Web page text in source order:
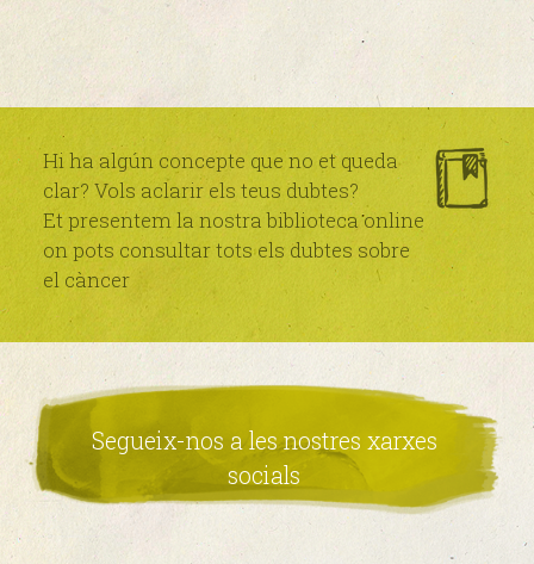
Hi ha algún concepte que no et queda
clar? Vols aclarir els teus dubtes?
Et presentem la nostra biblioteca online
on pots consultar tots els dubtes sobre
el càncer
Segueix-nos a les nostres xarxes
socials